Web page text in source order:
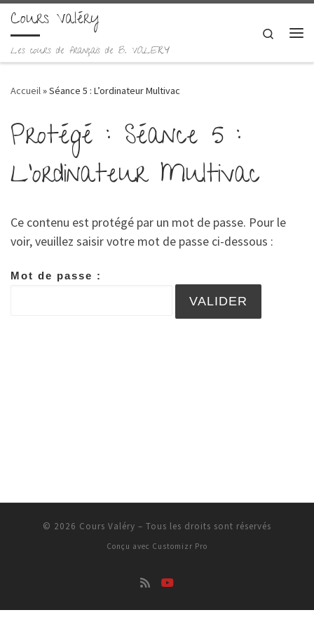
Skip to content
Cours Valéry
Les cours de français de B. VALERY
Search
Accueil»Séance 5 : L’ordinateur Multivac
Protégé : Séance 5 :
L’ordinateur Multivac
Ce contenu est protégé par un mot de passe. Pour le
voir, veuillez saisir votre mot de passe ci-dessous :
Mot de passe :
© 2026 Cours Valéry – Tous les droits sont réservés
Conçu avec Customizr Pro